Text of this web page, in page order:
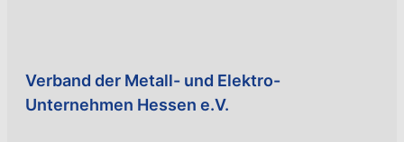
Verband der Metall- und Elektro-
Unternehmen Hessen e.V.